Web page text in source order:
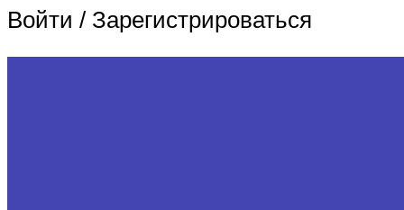
Войти / Зарегистрироваться